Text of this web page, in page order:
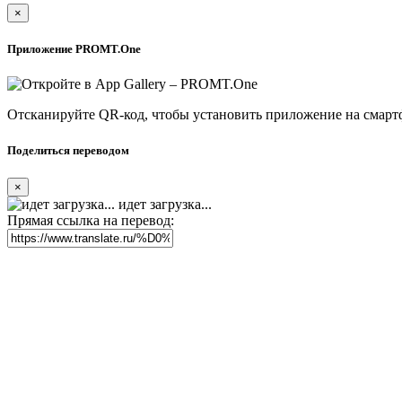
×
Приложение PROMT.One
Отсканируйте QR-код, чтобы установить приложение на
Поделиться переводом
×
идет загрузка...
Прямая ссылка на перевод: